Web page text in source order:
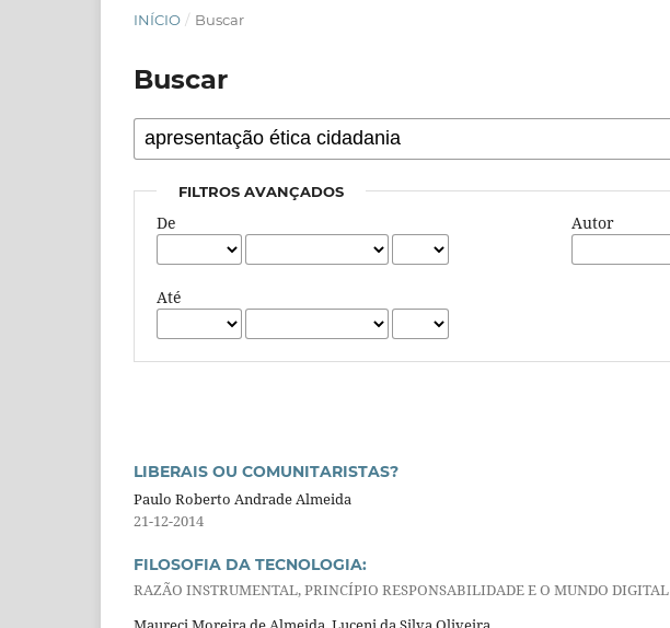
INÍCIO / Buscar
Buscar
FILTROS AVANÇADOS
De
Até
Autor
LIBERAIS OU COMUNITARISTAS?
Paulo Roberto Andrade Almeida
21-12-2014
FILOSOFIA DA TECNOLOGIA:
RAZÃO INSTRUMENTAL, PRINCÍPIO RESPONSABILIDADE E O MUNDO DIGITAL